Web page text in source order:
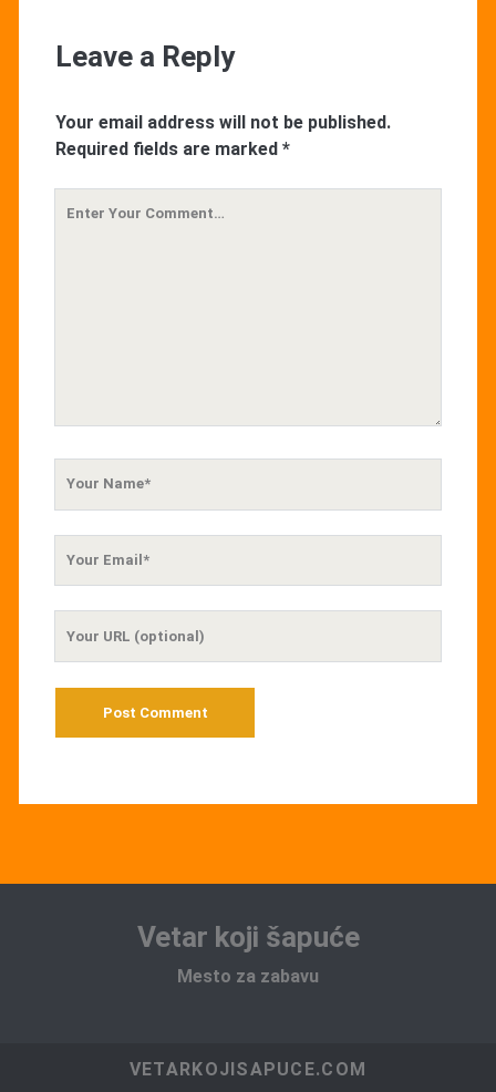
Leave a Reply
Your email address will not be published.
Required fields are marked *
Vetar koji šapuće
Mesto za zabavu
VETARKOJISAPUCE.COM